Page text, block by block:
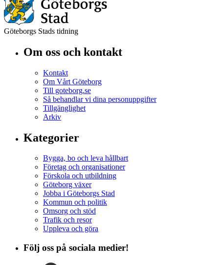
Göteborgs Stads tidning
Om oss och kontakt
Kontakt
Om Vårt Göteborg
Till goteborg.se
Så behandlar vi dina personuppgifter
Tillgänglighet
Arkiv
Kategorier
Bygga, bo och leva hållbart
Företag och organisationer
Förskola och utbildning
Göteborg växer
Jobba i Göteborgs Stad
Kommun och politik
Omsorg och stöd
Trafik och resor
Uppleva och göra
Följ oss på sociala medier!